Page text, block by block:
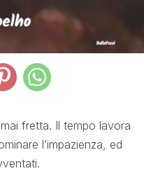
fretta. Il tempo lavora
l’impazienza, ed